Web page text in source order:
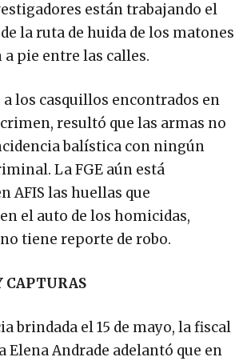
están trabajando el
la ruta de huida de los matones
a pie entre las calles.
los casquillos encontrados en
resultó que las armas no
balística con ningún
La FGE aún está
AFIS las huellas que
el auto de los homicidas,
tiene reporte de robo.
CAPTURAS
brindada el 15 de mayo, la fiscal
Elena Andrade adelantó que en